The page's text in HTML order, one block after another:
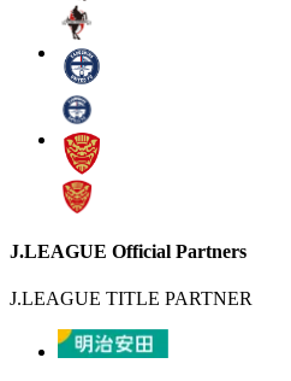
J.LEAGUE Official Partners
J.LEAGUE TITLE PARTNER